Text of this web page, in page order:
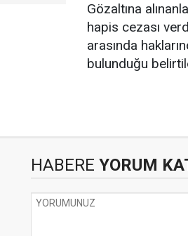
Gözaltına
hapis cezası
arasında
bulunduğu
HABERE YORUM